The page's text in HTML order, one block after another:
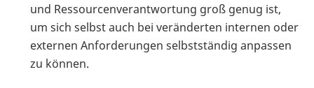
und Ressourcenverantwortung groß genug ist,
um sich selbst auch bei veränderten internen oder
externen Anforderungen selbstständig anpassen
zu können.